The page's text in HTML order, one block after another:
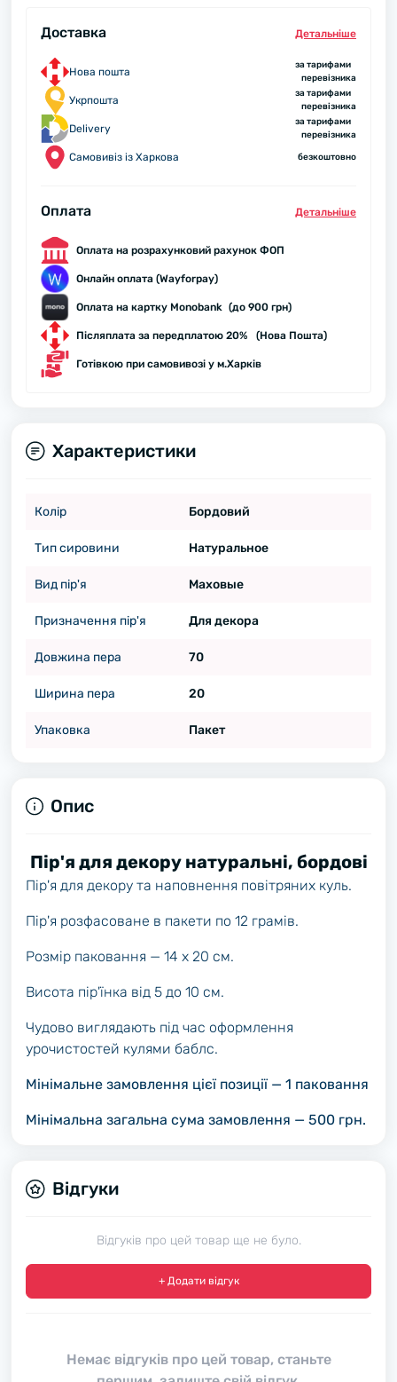
Доставка Детальнiше
Нова пошта
за тарифами
перевізника
Укрпошта
за тарифами
перевізника
Delivery
за тарифами
перевізника
Самовивіз із Харкова безкоштовно
Оплата Детальнiше
Оплата на розрахунковий рахунок ФОП
Онлайн оплата (Wayforpay)
Оплата на картку Monobank (до 900 грн)
Післяплата за передплатою 20% (Нова Пошта)
Готівкою при самовивозі у м.Харків
Характеристики
Колір Бордовий
Тип сировини Натуральное
Вид пір'я Маховые
Призначення пір'я Для декора
Довжина пера 70
Ширина пера 20
Упаковка Пакет
Опис
Пір'я для декору натуральні, бордові
Пір'я для декору та наповнення повітряних куль.
Пір'я розфасоване в пакети по 12 грамів.
Розмір паковання — 14 х 20 см.
Висота пір'їнка від 5 до 10 см.
Чудово виглядають під час оформлення
урочистостей кулями баблс.
Мінімальне замовлення цієї позиції — 1 паковання
Мінімальна загальна сума замовлення — 500 грн.
Відгуки
Відгуків про цей товар ще не було.
+ Додати відгук
Немає відгуків про цей товар, станьте